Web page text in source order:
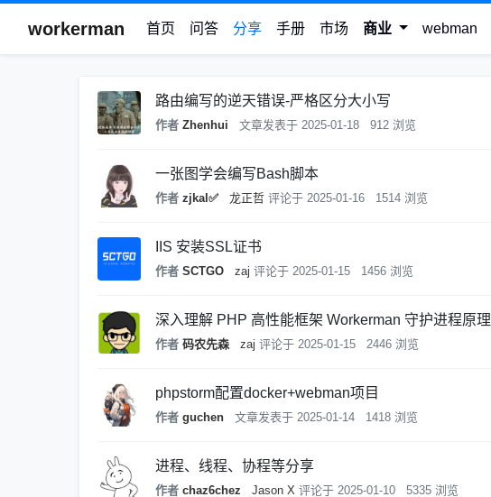
workerman 首页 问答 分享 手册 市场 商业 webman
路由编写的逆天错误-严格区分大小写
作者 Zhenhui 文章发表于 2025-01-18 912 浏览
一张图学会编写Bash脚本
作者 zjkal✅ 龙正哲 评论于 2025-01-16 1514 浏览
IIS 安装SSL证书
作者 SCTGO zaj 评论于 2025-01-15 1456 浏览
深入理解 PHP 高性能框架 Workerman 守护进程原理
作者 码农先森 zaj 评论于 2025-01-15 2446 浏览
phpstorm配置docker+webman项目
作者 guchen 文章发表于 2025-01-14 1418 浏览
进程、线程、协程等分享
作者 chaz6chez Jason X 评论于 2025-01-10 5335 浏览